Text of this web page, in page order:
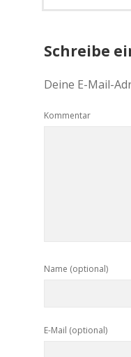
Schreibe
Deine E-Mail-
Kommentar
Name (optional)
E-Mail (optional)